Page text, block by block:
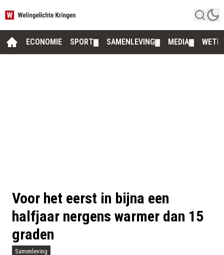
ECONOMIE SPORT SAMENLEVING MEDIA
Voor het eerst in bijna een
halfjaar nergens warmer dan 15
graden
Samenleving